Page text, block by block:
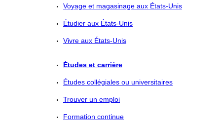
Voyage et magasinage aux États-Unis
Étudier aux États-Unis
Vivre aux États-Unis
Études et carrière
Études collégiales ou universitaires
Trouver un emploi
Formation continue